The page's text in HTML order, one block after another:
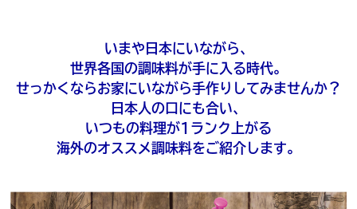
いまや日本にいながら、
世界各国の調味料が手に入る時代。
せっかくならお家にいながら手作りしてみませんか？
日本人の口にも合い、
いつもの料理が1ランク上がる
海外のオススメ調味料をご紹介します。